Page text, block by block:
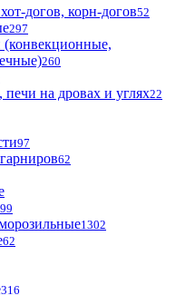
догов, корн-догов52
297
260
на дровах и углях22
97
62
1302
62
316